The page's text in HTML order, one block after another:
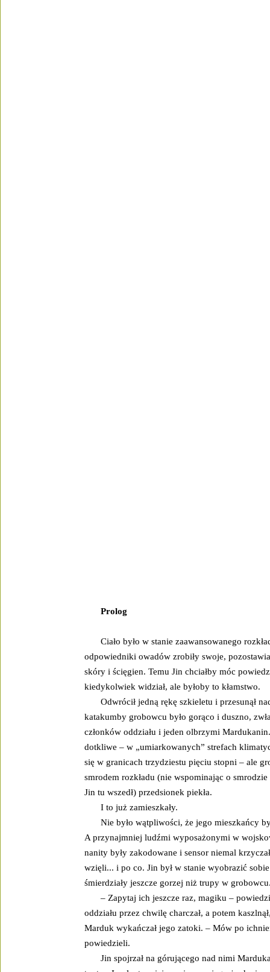
Prolog
Ciało było w stanie zaawansowanego
odpowiedniki owadów zrobiły swoje,
skóry i ścięgien. Temu Jin chciałby móc
kiedykolwiek widział, ale byłoby to kłamstwo.
Odwrócił jedną rękę szkieletu i przesunął
katakumby grobowcu było gorąco i duszno,
członków oddziału i jeden olbrzymi
dotkliwe – w „umiarkowanych” strefach
się w granicach trzydziestu pięciu stopni – ale
smrodem rozkładu (nie wspominając o
Jin tu wszedł) przedsionek piekła.
I to już zamieszkały.
Nie było wątpliwości, że jego mieszkańcy
A przynajmniej ludźmi wyposażonymi w
nanity były zakodowane i sensor niemal
wzięli... i po co. Jin był w stanie wyobrazić
śmierdziały jeszcze gorzej niż trupy w
– Zapytaj ich jeszcze raz, magiku –
oddziału przez chwilę charczał, a potem
Marduk wykańczał jego zatoki. – Mów po
powiedzieli.
Jin spojrzał na górującego nad nimi